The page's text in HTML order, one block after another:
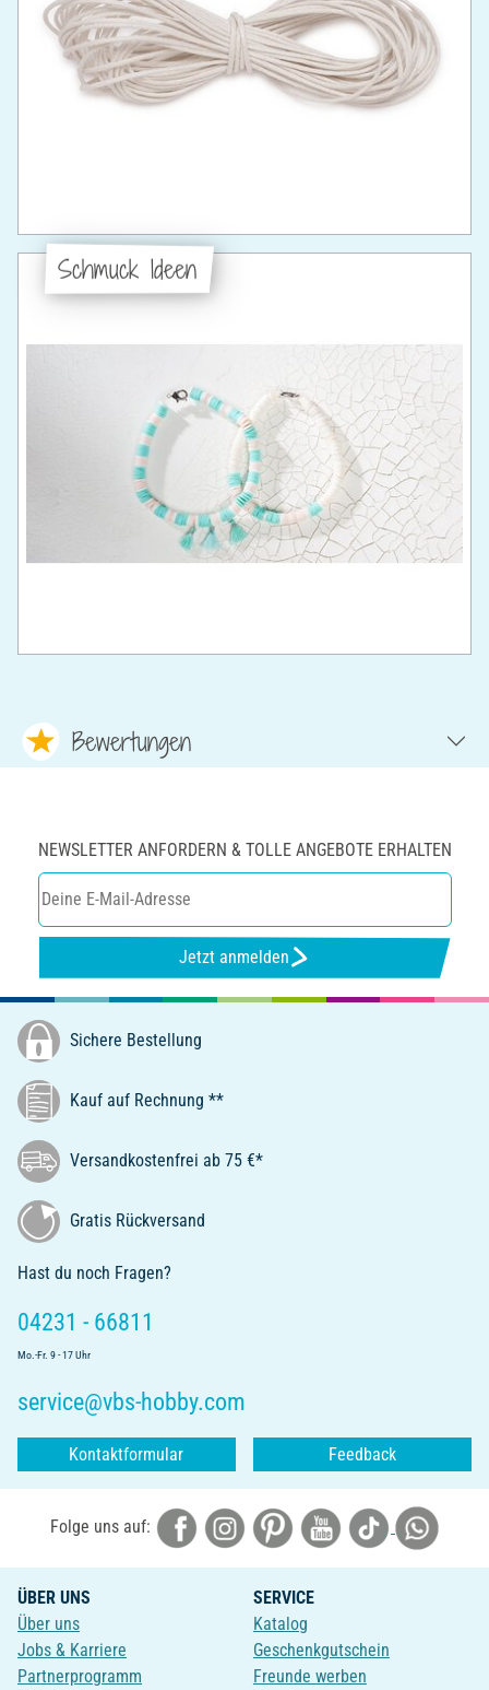
Schmuck Ideen
Bewertungen
NEWSLETTER ANFORDERN & TOLLE ANGEBOTE ERHALTEN
Jetzt anmelden
Sichere Bestellung
Kauf auf Rechnung **
Versandkostenfrei ab 75 €*
Gratis Rückversand
Hast du noch Fragen?
04231 - 66811
Mo.-Fr. 9 - 17 Uhr
service@vbs-hobby.com
Kontaktformular Feedback
Folge uns auf:
ÜBER UNS
Über uns
Jobs & Karriere
Partnerprogramm
SERVICE
Katalog
Geschenkgutschein
Freunde werben